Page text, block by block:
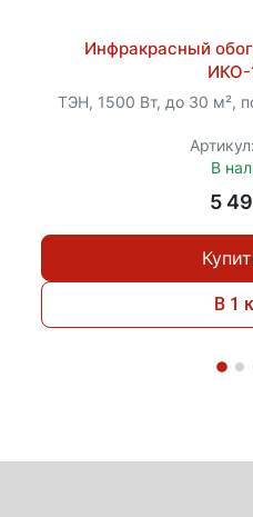
Инфракрасный
ИКО-
ТЭН, 1500 Вт, до 30 м²,
В
5
В 1